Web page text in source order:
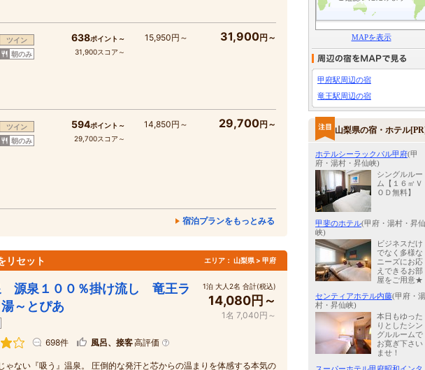
ツイン
朝のみ
638ポイント～
31,900スコア～
15,950円～ 31,900円～
ツイン
朝のみ
594ポイント～
29,700スコア～
14,850円～ 29,700円～
宿泊プランをもっとみる
リセット エリア： 山梨県 > 甲府
源泉１００％掛け流し 竜王ラ
～とぴあ
1泊 大人2名 合計(税込)
14,080円～
1名 7,040円～
698件 風呂、接客高評価
ゃない『吸う』温泉。 圧倒的な発汗と芯からの温まりを体感する本気の
MAPを表示
甲府駅周辺の宿
竜王駅周辺の宿
山梨県の宿・ホテル
ホテルシーラックパル甲府(甲
府・湯村・昇仙峡)
シングルルー
ム【１６㎡Ｖ
ＯＤ無料】
甲斐のホテル(甲府・湯村・昇仙
峡)
ビジネスだけ
でなく多様な
ニーズにお応
えできるお部
屋をご用意★
センティアホテル内藤(甲府・湯
村・昇仙峡)
本日もゆった
りとしたシン
グルルームで
お寛ぎ下さい
ませ！